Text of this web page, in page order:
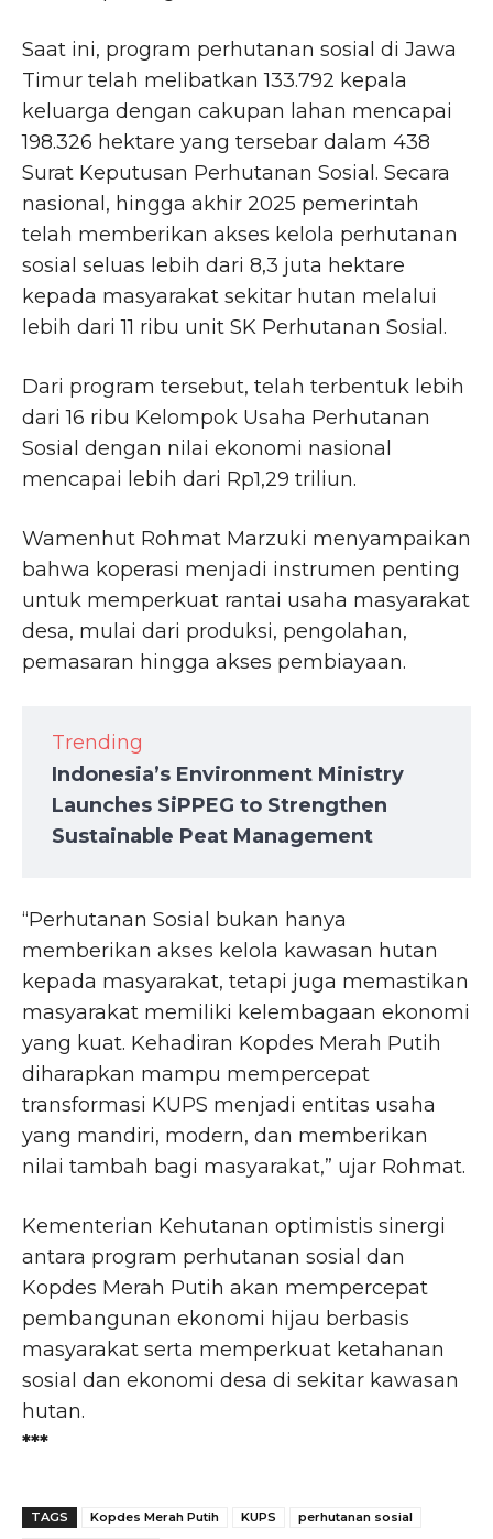
Saat ini, program perhutanan sosial di Jawa
Timur telah melibatkan 133.792 kepala
keluarga dengan cakupan lahan mencapai
198.326 hektare yang tersebar dalam 438
Surat Keputusan Perhutanan Sosial. Secara
nasional, hingga akhir 2025 pemerintah
telah memberikan akses kelola perhutanan
sosial seluas lebih dari 8,3 juta hektare
kepada masyarakat sekitar hutan melalui
lebih dari 11 ribu unit SK Perhutanan Sosial.
Dari program tersebut, telah terbentuk lebih
dari 16 ribu Kelompok Usaha Perhutanan
Sosial dengan nilai ekonomi nasional
mencapai lebih dari Rp1,29 triliun.
Wamenhut Rohmat Marzuki menyampaikan
bahwa koperasi menjadi instrumen penting
untuk memperkuat rantai usaha masyarakat
desa, mulai dari produksi, pengolahan,
pemasaran hingga akses pembiayaan.
Trending
Indonesia’s Environment Ministry
Launches SiPPEG to Strengthen
Sustainable Peat Management
“Perhutanan Sosial bukan hanya
memberikan akses kelola kawasan hutan
kepada masyarakat, tetapi juga memastikan
masyarakat memiliki kelembagaan ekonomi
yang kuat. Kehadiran Kopdes Merah Putih
diharapkan mampu mempercepat
transformasi KUPS menjadi entitas usaha
yang mandiri, modern, dan memberikan
nilai tambah bagi masyarakat,” ujar Rohmat.
Kementerian Kehutanan optimistis sinergi
antara program perhutanan sosial dan
Kopdes Merah Putih akan mempercepat
pembangunan ekonomi hijau berbasis
masyarakat serta memperkuat ketahanan
sosial dan ekonomi desa di sekitar kawasan
hutan.
***
TAGS Kopdes Merah Putih KUPS
perhutanan sosial